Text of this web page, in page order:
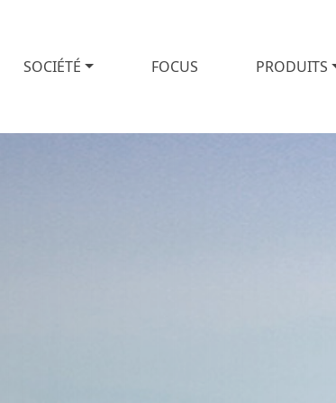
SOCIÉTÉ FOCUS PRODUITS